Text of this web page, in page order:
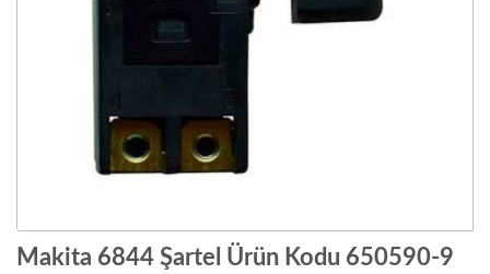
Makita 6844 Şartel Ürün Kodu 650590-9